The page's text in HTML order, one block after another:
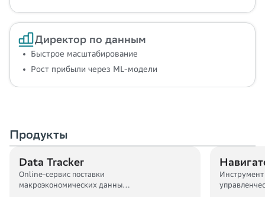
Директор по данным
Быстрое масштабирование
Рост прибыли через ML-модели
Продукты
Data Tracker
Online-сервис поставки
макроэкономических данных,